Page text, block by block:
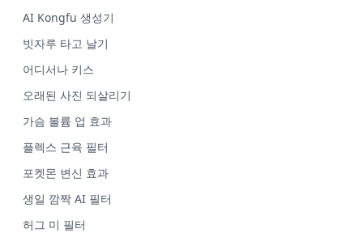
AI Kongfu 생성기
빗자루 타고 날기
어디서나 키스
오래된 사진 되살리기
가슴 볼륨 업 효과
플렉스 근육 필터
포켓몬 변신 효과
생일 깜짝 AI 필터
허그 미 필터